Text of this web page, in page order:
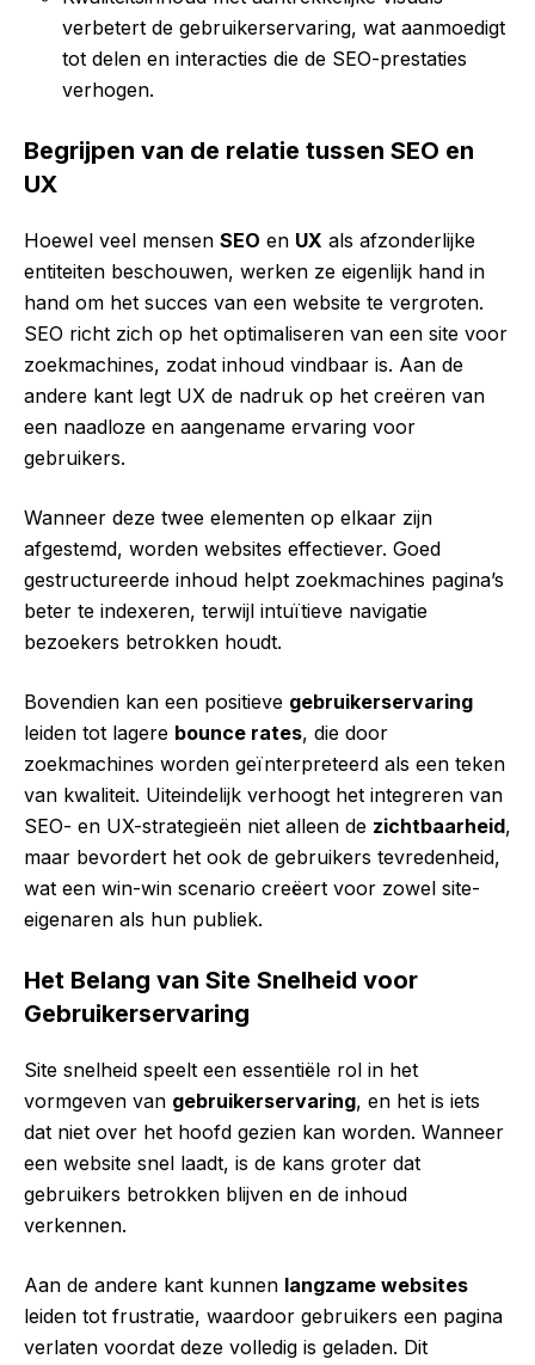
verbetert de gebruikerservaring, wat aanmoedigt
tot delen en interacties die de SEO-prestaties
verhogen.
Begrijpen van de relatie tussen SEO en
UX
Hoewel veel mensen SEO en UX als afzonderlijke
entiteiten beschouwen, werken ze eigenlijk hand in
hand om het succes van een website te vergroten.
SEO richt zich op het optimaliseren van een site voor
zoekmachines, zodat inhoud vindbaar is. Aan de
andere kant legt UX de nadruk op het creëren van
een naadloze en aangename ervaring voor
gebruikers.
Wanneer deze twee elementen op elkaar zijn
afgestemd, worden websites effectiever. Goed
gestructureerde inhoud helpt zoekmachines pagina’s
beter te indexeren, terwijl intuïtieve navigatie
bezoekers betrokken houdt.
Bovendien kan een positieve gebruikerservaring
leiden tot lagere bounce rates, die door
zoekmachines worden geïnterpreteerd als een teken
van kwaliteit. Uiteindelijk verhoogt het integreren van
SEO- en UX-strategieën niet alleen de zichtbaarheid,
maar bevordert het ook de gebruikers tevredenheid,
wat een win-win scenario creëert voor zowel site-
eigenaren als hun publiek.
Het Belang van Site Snelheid voor
Gebruikerservaring
Site snelheid speelt een essentiële rol in het
vormgeven van gebruikerservaring, en het is iets
dat niet over het hoofd gezien kan worden. Wanneer
een website snel laadt, is de kans groter dat
gebruikers betrokken blijven en de inhoud
verkennen.
Aan de andere kant kunnen langzame websites
leiden tot frustratie, waardoor gebruikers een pagina
verlaten voordat deze volledig is geladen. Dit